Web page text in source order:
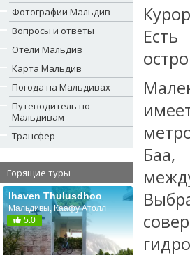
Фотографии Мальдив
Вопросы и ответы
Отели Мальдив
Карта Мальдив
Погода на Мальдивах
Путеводитель по
Мальдивам
Трансфер
Горящие туры
Ihaven Thulusdhoo
Мальдивы, Каафу Атолл
5.0
Баа,